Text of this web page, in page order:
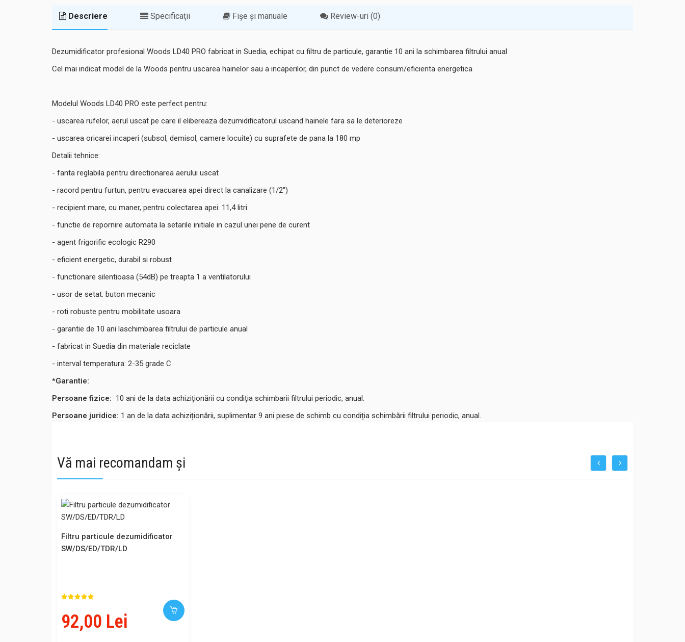
Descriere Specificaţii Fișe și manuale Review-uri (0)
Dezumidificator profesional Woods LD40 PRO fabricat in Suedia, echipat cu filtru de particule, garantie 10 ani la schimbarea filtrului anual
Cel mai indicat model de la Woods pentru uscarea hainelor sau a incaperilor, din punct de vedere consum/eficienta energetica
Modelul Woods LD40 PRO este perfect pentru:
- uscarea rufelor, aerul uscat pe care il elibereaza dezumidificatorul uscand hainele fara sa le deterioreze
- uscarea oricarei incaperi (subsol, demisol, camere locuite) cu suprafete de pana la 180 mp
Detalii tehnice:
- fanta reglabila pentru directionarea aerului uscat
- racord pentru furtun, pentru evacuarea apei direct la canalizare (1/2'')
- recipient mare, cu maner, pentru colectarea apei: 11,4 litri
- functie de repornire automata la setarile initiale in cazul unei pene de curent
- agent frigorific ecologic R290
- eficient energetic, durabil si robust
- functionare silentioasa (54dB) pe treapta 1 a ventilatorului
- usor de setat: buton mecanic
- roti robuste pentru mobilitate usoara
- garantie de 10 ani laschimbarea filtrului de particule anual
- fabricat in Suedia din materiale reciclate
- interval temperatura: 2-35 grade C
*Garantie:
Persoane fizice: 10 ani de la data achiziționării cu condiția schimbarii filtrului periodic, anual.
Persoane juridice: 1 an de la data achiziționării, suplimentar 9 ani piese de schimb cu condiția schimbării filtrului periodic, anual.
Vă mai recomandam și
Filtru particule dezumidificator
SW/DS/ED/TDR/LD
92,00 Lei